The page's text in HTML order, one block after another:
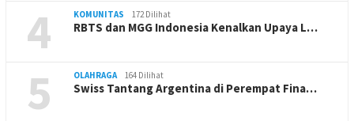
4 KOMUNITAS 172 Dilihat
RBTS dan MGG Indonesia Kenalkan Upaya L…
5 OLAHRAGA 164 Dilihat
Swiss Tantang Argentina di Perempat Fina…